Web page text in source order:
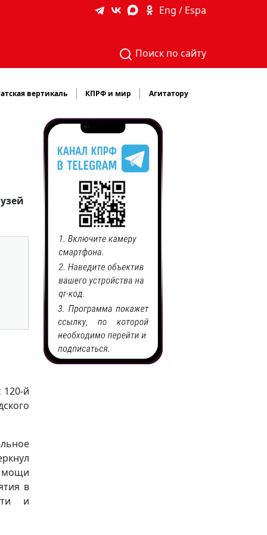
Eng / Espa
Поиск по сайту
вертикаль КПРФ и мир Агитатору
й
мощи
в
и